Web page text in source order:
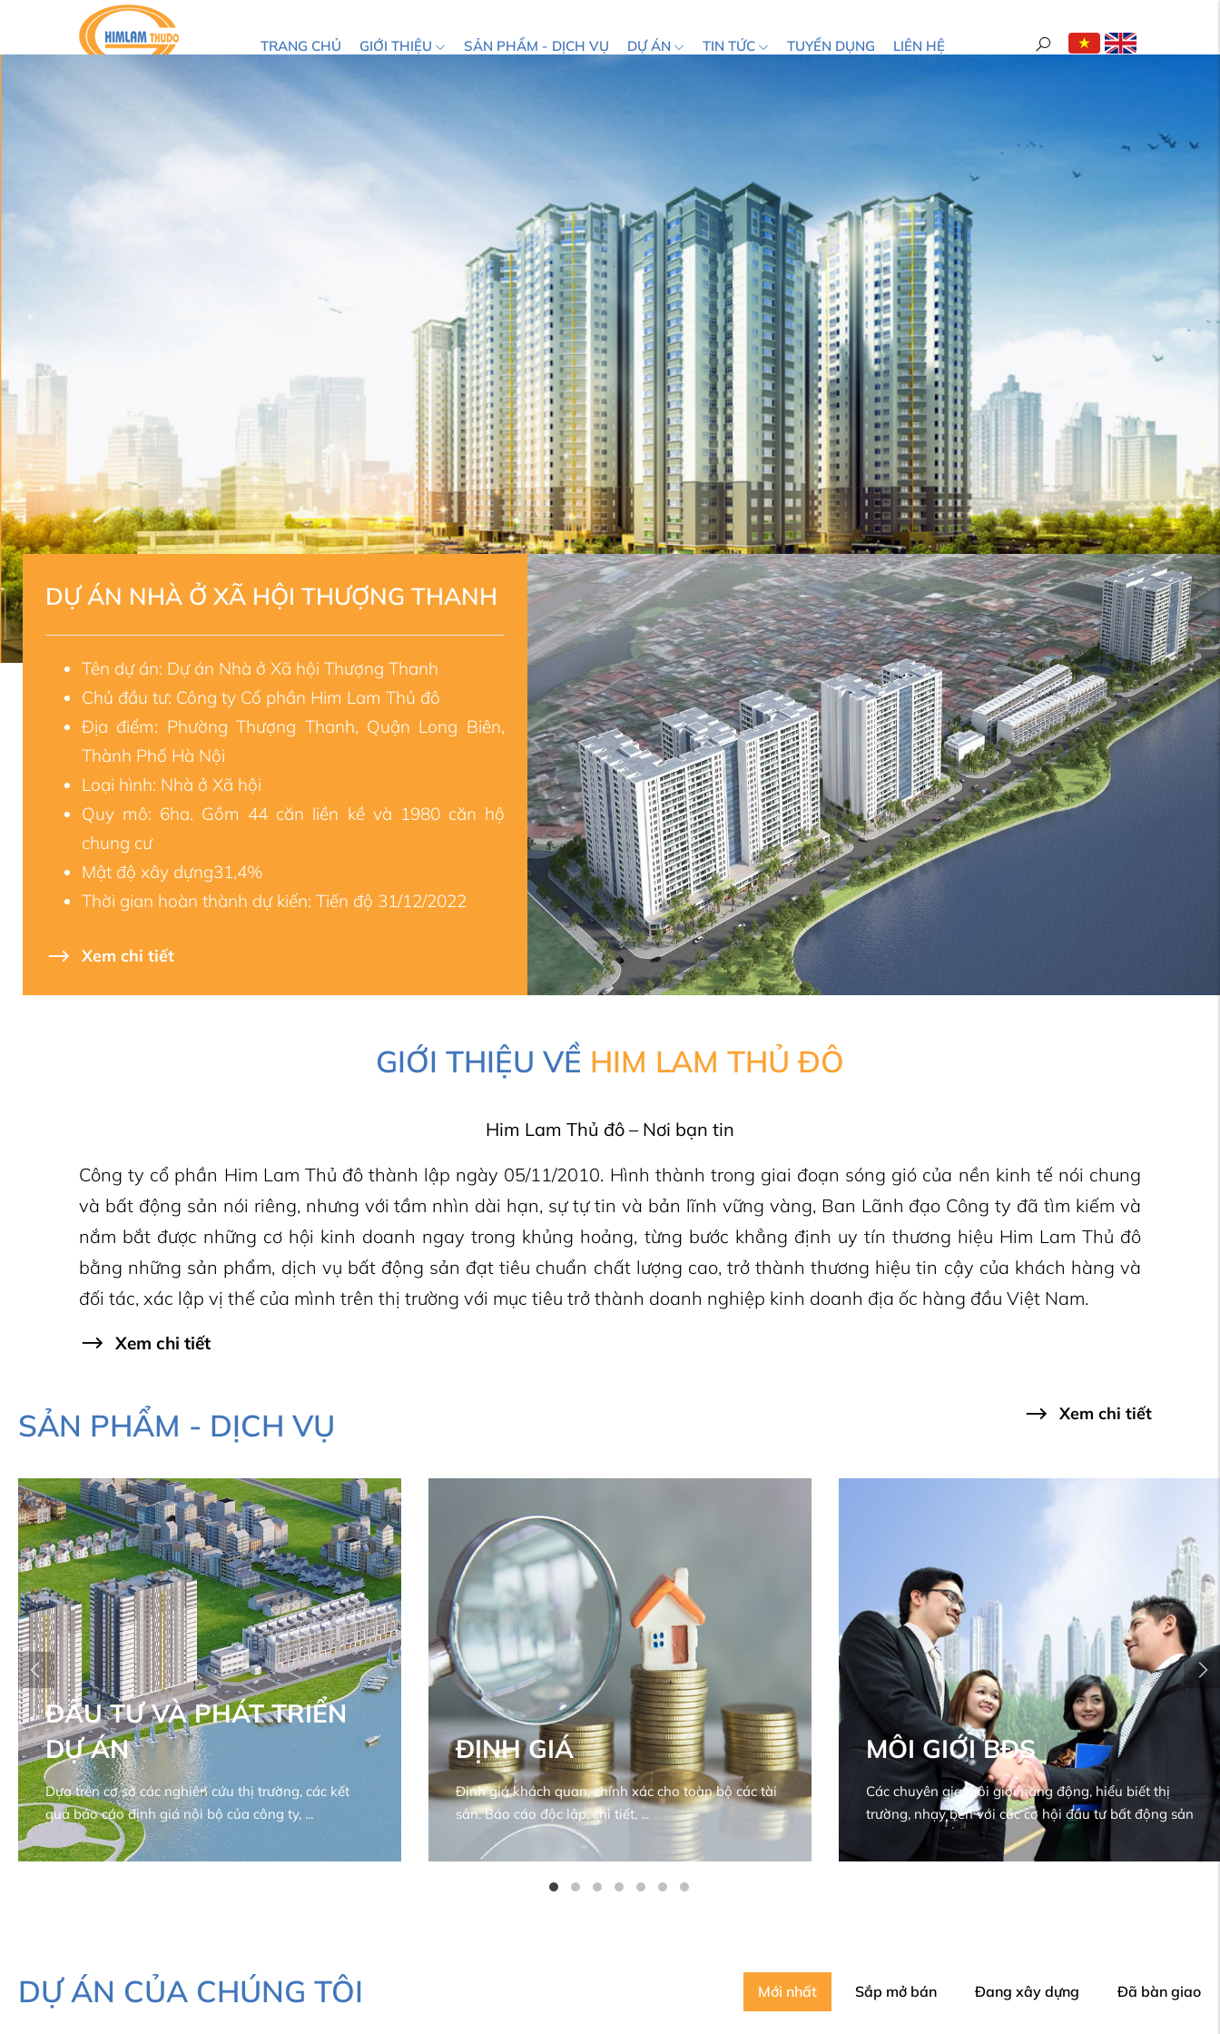
TRANG CHỦ GIỚI THIỆU SẢN PHẨM - DỊCH VỤ DỰ ÁN TIN TỨC TUYỂN DỤNG LIÊN HỆ
DỰ ÁN NHÀ Ở XÃ HỘI THƯỢNG THANH
Tên dự án: Dự án Nhà ở Xã hội Thượng Thanh
Chủ đầu tư: Công ty Cổ phần Him Lam Thủ đô
Địa điểm: Phường Thượng Thanh, Quận Long Biên,
Thành Phố Hà Nội
Loại hình: Nhà ở Xã hội
Quy mô: 6ha. Gồm 44 căn liền kề và 1980 căn hộ
chung cư
Mật độ xây dựng31,4%
Thời gian hoàn thành dự kiến: Tiến độ 31/12/2022
Xem chi tiết
GIỚI THIỆU VỀ HIM LAM THỦ ĐÔ
Him Lam Thủ đô – Nơi bạn tin
Công ty cổ phần Him Lam Thủ đô thành lập ngày 05/11/2010. Hình thành trong giai đoạn sóng gió của nền kinh tế nói chung
và bất động sản nói riêng, nhưng với tầm nhìn dài hạn, sự tự tin và bản lĩnh vững vàng, Ban Lãnh đạo Công ty đã tìm kiếm và
nắm bắt được những cơ hội kinh doanh ngay trong khủng hoảng, từng bước khẳng định uy tín thương hiệu Him Lam Thủ đô
bằng những sản phẩm, dịch vụ bất động sản đạt tiêu chuẩn chất lượng cao, trở thành thương hiệu tin cậy của khách hàng và
đối tác, xác lập vị thế của mình trên thị trường với mục tiêu trở thành doanh nghiệp kinh doanh địa ốc hàng đầu Việt Nam.
Xem chi tiết
SẢN PHẨM - DỊCH VỤ Xem chi tiết
ĐẦU TƯ VÀ PHÁT TRIỂN
DỰ ÁN
Dựa trên cơ sở các nghiên cứu thị trường, các kết
quả báo cáo định giá nội bộ của công ty, ...
ĐỊNH GIÁ
Định giá khách quan, chính xác cho toàn bộ các tài
sản. Báo cáo độc lập, chi tiết, ...
MÔI GIỚI BĐS
Các chuyên gia môi giới năng động, hiểu biết thị
trường, nhạy bén với các cơ hội đầu tư bất động sản
DỰ ÁN CỦA CHÚNG TÔI Mới nhất Sắp mở bán Đang xây dựng Đã bàn giao